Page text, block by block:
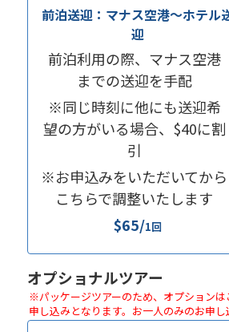
前泊送迎：マナス空港〜ホテル
迎
前泊利用の際、マナス空港
までの送迎を手配
※同じ時刻に他にも送迎希
望の方がいる場合、$40に割
引
※お申込みをいただいてから
こちらで調整いたします
$65/1回
オプショナルツアー
※パッケージツアーのため、オプション
申し込みとなります。お一人のみのお申し